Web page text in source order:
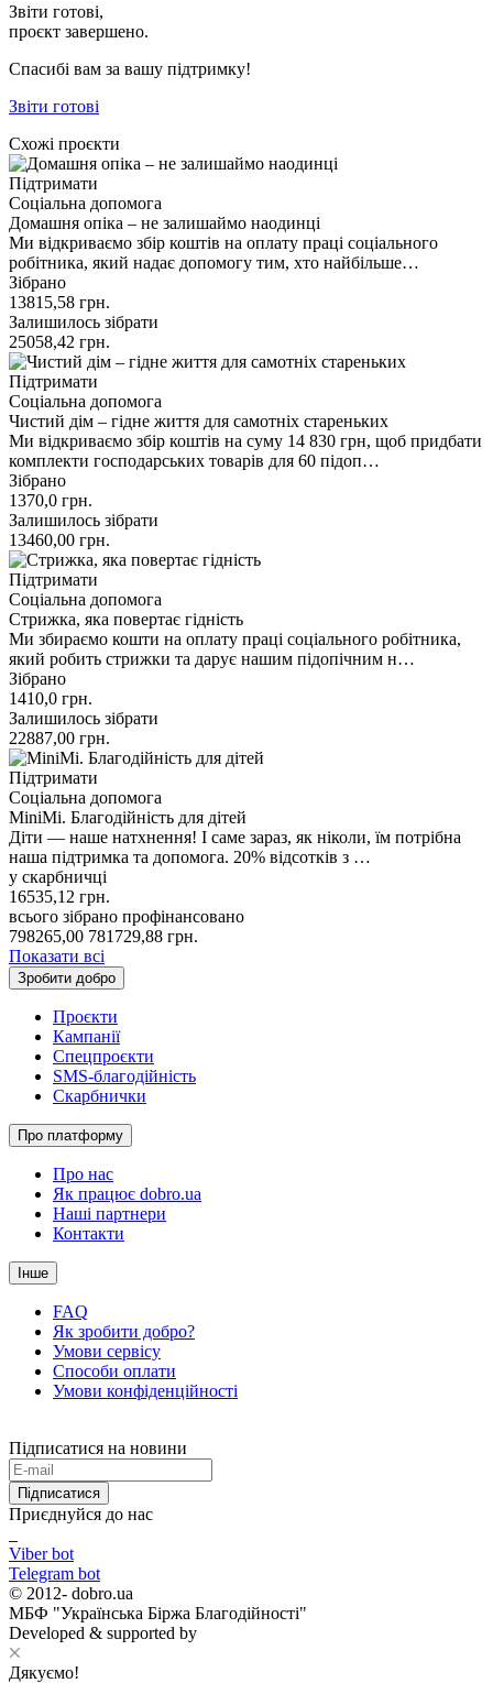
Звіти готові,
проєкт завершено.
Спасибі вам за вашу підтримку!
Звіти готові
Схожі проєкти
Підтримати
Соціальна допомога
Домашня опіка – не залишаймо наодинці
Ми відкриваємо збір коштів на оплату праці соціального
робітника, який надає допомогу тим, хто найбільше…
Зібрано
13815,58 грн.
Залишилось зібрати
25058,42 грн.
Підтримати
Соціальна допомога
Чистий дім – гідне життя для самотніх стареньких
Ми відкриваємо збір коштів на суму 14 830 грн, щоб придбати
комплекти господарських товарів для 60 підоп…
Зібрано
1370,0 грн.
Залишилось зібрати
13460,00 грн.
Підтримати
Соціальна допомога
Стрижка, яка повертає гідність
Ми збираємо кошти на оплату праці соціального робітника,
який робить стрижки та дарує нашим підопічним н…
Зібрано
1410,0 грн.
Залишилось зібрати
22887,00 грн.
Підтримати
Соціальна допомога
MiniMi. Благодійність для дітей
Діти — наше натхнення! І саме зараз, як ніколи, їм потрібна
наша підтримка та допомога. 20% відсотків з …
у скарбничці
16535,12 грн.
всього зібрано профінансовано
798265,00 781729,88 грн.
Показати всі
Зробити добро
Проєкти
Кампанії
Спецпроєкти
SMS-благодійність
Скарбнички
Про платформу
Про нас
Як працює dobro.ua
Наші партнери
Контакти
Інше
FAQ
Як зробити добро?
Умови сервісу
Способи оплати
Умови конфіденційності
Підписатися на новини
Підписатися
Приєднуйся до нас
Viber bot
Telegram bot
© 2012- dobro.ua
МБФ "Українська Біржа Благодійності"
Developed & supported by
Дякуємо!